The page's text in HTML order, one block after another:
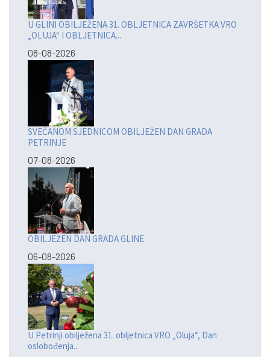
U GLINI OBILJEŽENA 31. OBLJETNICA ZAVRŠETKA VRO
„OLUJA“ I OBLJETNICA...
08-08-2026
SVEČANOM SJEDNICOM OBILJEŽEN DAN GRADA
PETRINJE
07-08-2026
OBILJEŽEN DAN GRADA GLINE
06-08-2026
U Petrinji obilježena 31. obljetnica VRO „Oluja“, Dan
oslobođenja...